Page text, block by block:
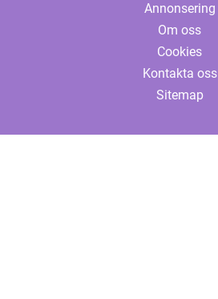
Annonsering
Om oss
Cookies
Kontakta oss
Sitemap